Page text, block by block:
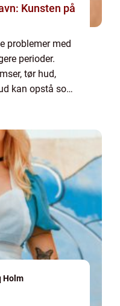
Kunsten på
problemer med
perioder.
tør hud,
kan opstå som
Holm